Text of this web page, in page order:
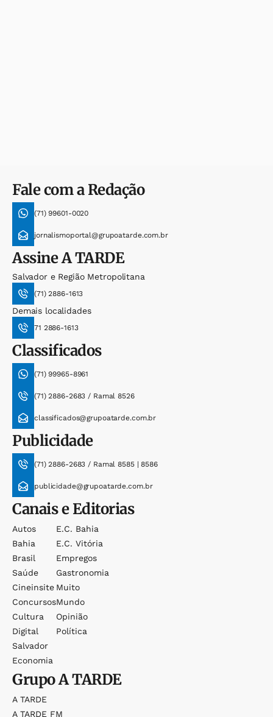
Fale com a Redação
(71) 99601-0020
jornalismoportal@grupoatarde.com.br
AssineA TARDE
Salvador e Região Metropolitana
(71) 2886-1613
Demais localidades
71 2886-1613
Classificados
(71) 99965-8961
(71) 2886-2683 / Ramal 8526
classificados@grupoatarde.com.br
Publicidade
(71) 2886-2683 / Ramal 8585 | 8586
publicidade@grupoatarde.com.br
Canais e Editorias
Autos
Bahia
Brasil
Saúde
Cineinsite
Concursos
Cultura
Digital
Salvador
Economia
E.c. Bahia
E.c. Vitória
Empregos
Gastronomia
Muito
Mundo
Opinião
Política
GrupoA TARDE
A TARDE
A TARDE FM